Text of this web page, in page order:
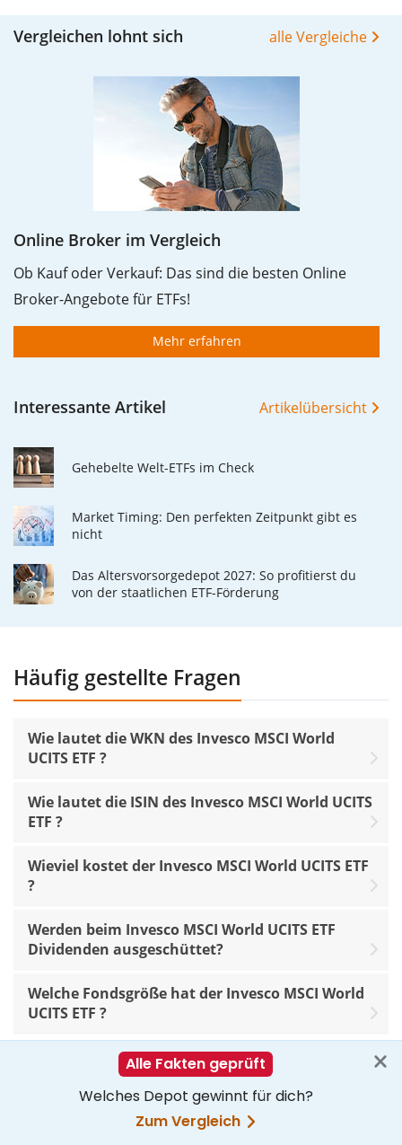
Vergleichen lohnt sich alle Vergleiche
Online Broker im Vergleich
Ob Kauf oder Verkauf: Das sind die besten Online
Broker-Angebote für ETFs!
Mehr erfahren
Interessante Artikel Artikelübersicht
Gehebelte Welt-ETFs im Check
Market Timing: Den perfekten Zeitpunkt gibt es
nicht
Das Altersvorsorgedepot 2027: So profitierst du
von der staatlichen ETF-Förderung
Häufig gestellte Fragen
Wie lautet die WKN des Invesco MSCI World
UCITS ETF ?
Wie lautet die ISIN des Invesco MSCI World UCITS
ETF ?
Wieviel kostet der Invesco MSCI World UCITS ETF
?
Werden beim Invesco MSCI World UCITS ETF
Dividenden ausgeschüttet?
Welche Fondsgröße hat der Invesco MSCI World
UCITS ETF ?